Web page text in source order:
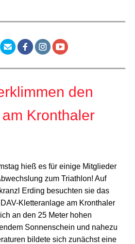
den
Kronthaler
hieß es für einige Mitglieder
zum Triathlon! Auf
Erding besuchten sie das
Kletteranlage am Kronthaler
an den 25 Meter hohen
Sonnenschein und nahezu
bildete sich zunächst eine